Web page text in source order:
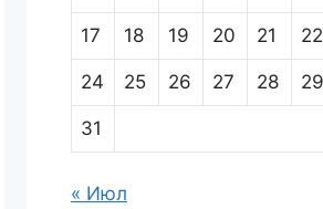
17 18 19 20 21 22
24 25 26 27 28 29
31
« Июл